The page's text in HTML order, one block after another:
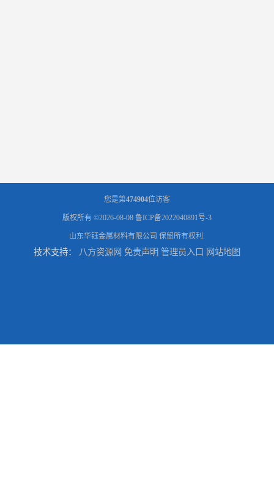
您是第474904位访客
版权所有 ©2026-08-08 鲁ICP备2022040891号-3
山东华钰金属材料有限公司 保留所有权利.
技术支持： 八方资源网 免责声明 管理员入口 网站地图